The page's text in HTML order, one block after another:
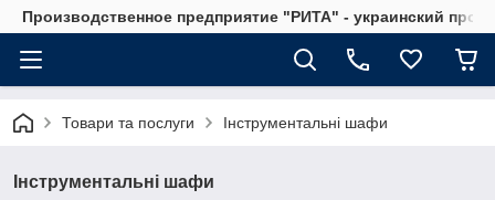
Производственное предприятие "РИТА" - украинский
Товари та послуги Інструментальні шафи
Інструментальні шафи